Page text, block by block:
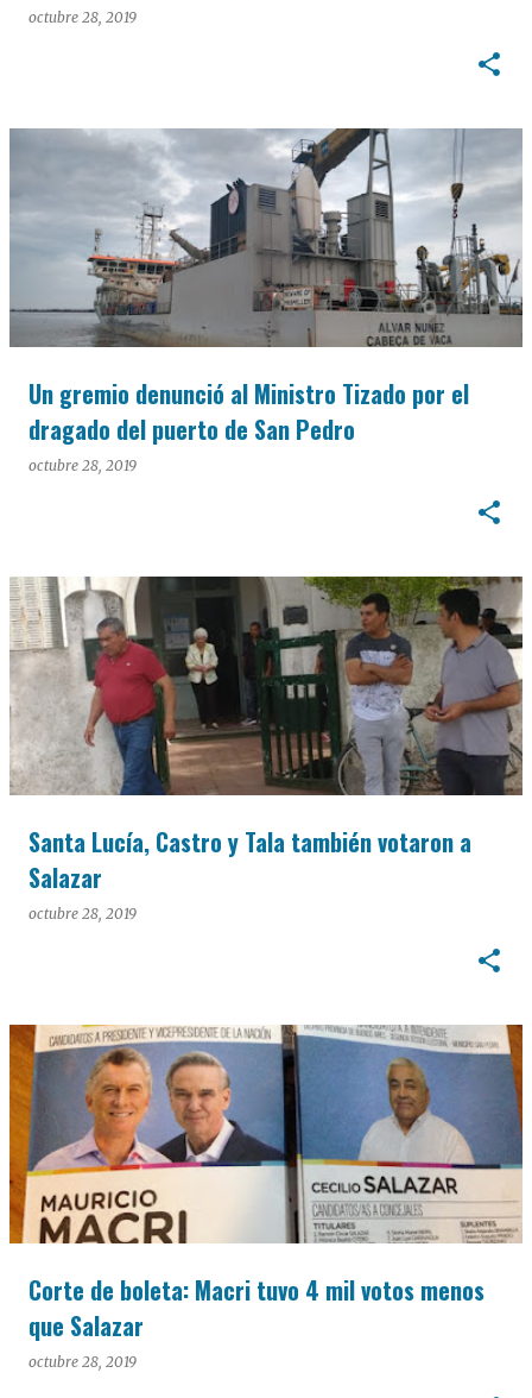
octubre 28, 2019
Un gremio denunció al Ministro Tizado por el
dragado del puerto de San Pedro
octubre 28, 2019
Santa Lucía, Castro y Tala también votaron a
Salazar
octubre 28, 2019
Corte de boleta: Macri tuvo 4 mil votos menos
que Salazar
octubre 28, 2019